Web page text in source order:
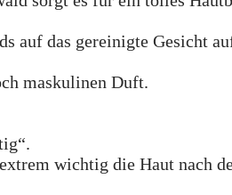
auf das gereinigte Gesicht
maskulinen Duft.
wichtig die Haut nach